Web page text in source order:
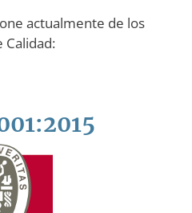
actualmente de los
Calidad: